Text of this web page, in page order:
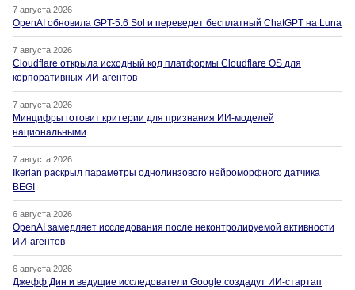
7 августа 2026
OpenAI обновила GPT-5.6 Sol и переведет бесплатный ChatGPT на Luna
7 августа 2026
Cloudflare открыла исходный код платформы Cloudflare OS для
корпоративных ИИ-агентов
7 августа 2026
Минцифры готовит критерии для признания ИИ-моделей
национальными
7 августа 2026
Ikerlan раскрыл параметры однолинзового нейроморфного датчика
BEGI
6 августа 2026
OpenAI замедляет исследования после неконтролируемой активности
ИИ-агентов
6 августа 2026
Джефф Дин и ведущие исследователи Google создадут ИИ-стартап